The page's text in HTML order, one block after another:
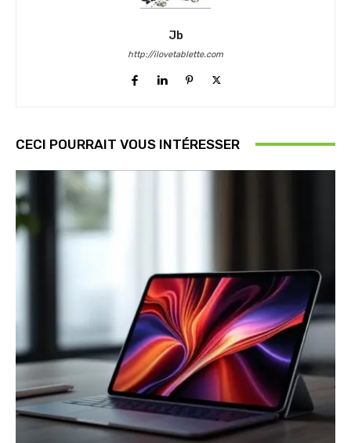
Jb
http://ilovetablette.com
CECI POURRAIT VOUS INTÉRESSER